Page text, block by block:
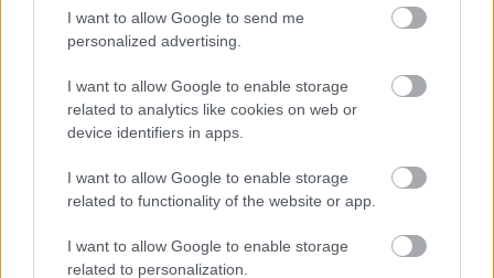
I want to allow Google to send me
personalized advertising.
I want to allow Google to enable storage
related to analytics like cookies on web or
device identifiers in apps.
I want to allow Google to enable storage
related to functionality of the website or app.
I want to allow Google to enable storage
related to personalization.
Monte-Carlo Rallyt és a Svéd Rallyt is. Az előbbi
versenyen tízszer győzött (kilencszer a WRC-ben,
egyszer az IRC-ben), az utóbbin pedig háromszor.